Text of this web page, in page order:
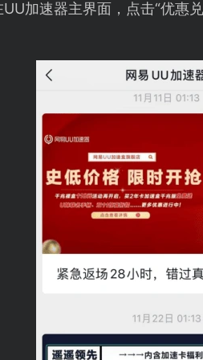
加速器主界面，点击“优惠